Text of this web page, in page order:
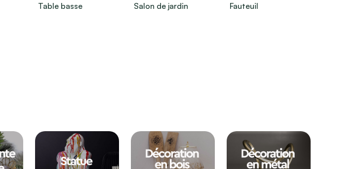
Table basse Salon de jardin Fauteuil